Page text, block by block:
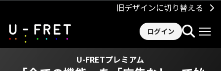
旧デザインに切り替える
ログイン
U-FRETプレミアム